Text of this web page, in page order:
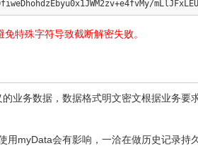
特殊字符导致截断解密失败。
业务数据，数据格式明文密文根据业务要
myData会有影响，一洽在做历史记录持